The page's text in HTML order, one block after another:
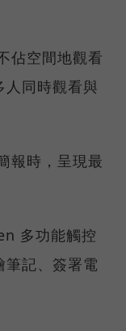
佔空間地觀看
人同時觀看與
報時，呈現最
多功能觸控
筆記、簽署電